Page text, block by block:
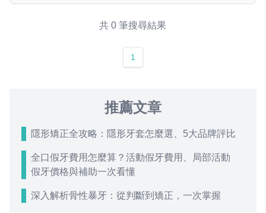
共 0 筆搜尋結果
1
推薦文章
隱形矯正全攻略：隱形牙套怎麼選、5大品牌評比
全口假牙費用怎麼算？活動假牙費用、局部活動
假牙價格與補助一次看懂
深入解析骨性暴牙：從判斷到矯正，一次掌握